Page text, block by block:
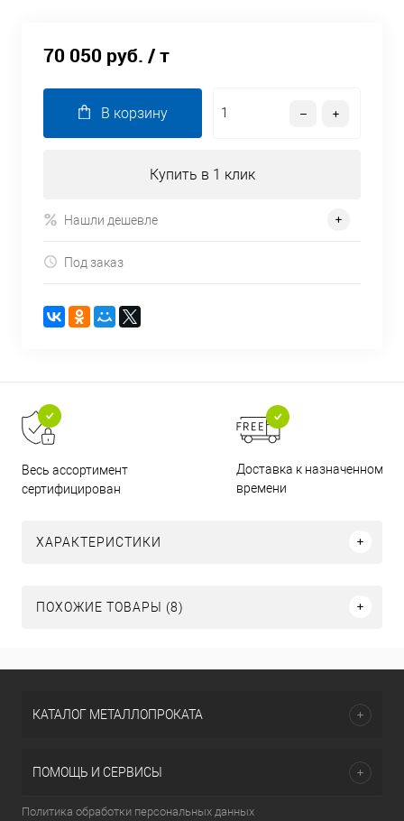
70 050 руб. / т
В корзину
Купить в 1 клик
Нашли дешевле
Под заказ
Весь ассортимент
сертифицирован
Доставка к назначенному
времени
ХАРАКТЕРИСТИКИ
ПОХОЖИЕ ТОВАРЫ (8)
КАТАЛОГ МЕТАЛЛОПРОКАТА
ПОМОЩЬ И СЕРВИСЫ
Политика обработки персональных данных